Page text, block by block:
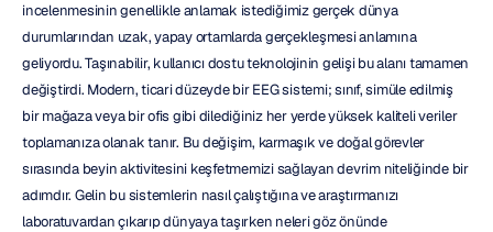
incelenmesinin genellikle anlamak istediğimiz gerçek dünya
durumlarından uzak, yapay ortamlarda gerçekleşmesi anlamına
geliyordu. Taşınabilir, kullanıcı dostu teknolojinin gelişi bu alanı tamamen
değiştirdi. Modern, ticari düzeyde bir EEG sistemi; sınıf, simüle edilmiş
bir mağaza veya bir ofis gibi dilediğiniz her yerde yüksek kaliteli veriler
toplamanıza olanak tanır. Bu değişim, karmaşık ve doğal görevler
sırasında beyin aktivitesini keşfetmemizi sağlayan devrim niteliğinde bir
adımdır. Gelin bu sistemlerin nasıl çalıştığına ve araştırmanızı
laboratuvardan çıkarıp dünyaya taşırken neleri göz önünde